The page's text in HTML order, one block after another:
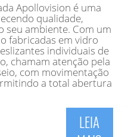
Apollovision é uma
qualidade,
seu ambiente. Com um
fabricadas em vidro
individuais de
chamam atenção pela
com movimentação
a total abertura
LEIA